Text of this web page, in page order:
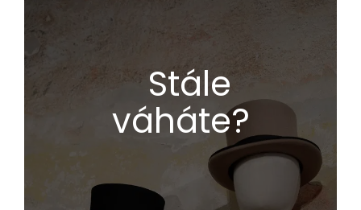
Stále
váháte?